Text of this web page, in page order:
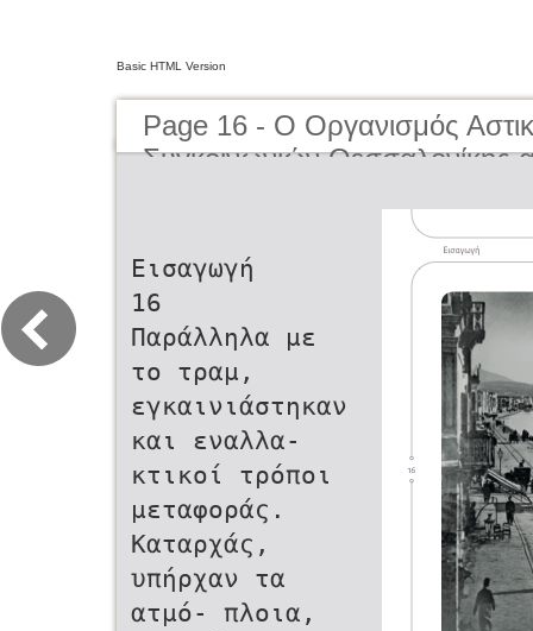
Basic HTML Version
Page 16 - O Οργανισμός
Συγκοινωνιών Θεσσαλονίκης
Transportation of
present day
Εισαγωγή
16
Παράλληλα με
το τραμ,
εγκαινιάστηκαν
και εναλλα-
κτικοί τρόποι
μεταφοράς.
Καταρχάς,
υπήρχαν τα
ατμό- πλοια,